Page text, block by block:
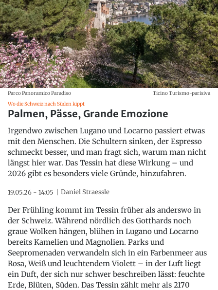
Parco Panoramico Paradiso
Ticino Turismo-parisiva
Wo die Schweiz nach Süden kippt
Palmen, Pässe, Grande Emozione
Irgendwo zwischen Lugano und Locarno passiert etwas
mit den Menschen. Die Schultern sinken, der Espresso
schmeckt besser, und man fragt sich, warum man nicht
längst hier war. Das Tessin hat diese Wirkung – und
2026 gibt es besonders viele Gründe, hinzufahren.
19.05.26 - 14:05 Daniel Straessle
Der Frühling kommt im Tessin früher als anderswo in
der Schweiz. Während nördlich des Gotthards noch
graue Wolken hängen, blühen in Lugano und Locarno
bereits Kamelien und Magnolien. Parks und
Seepromenaden verwandeln sich in ein Farbenmeer aus
Rosa, Weiß und leuchtendem Violett – in der Luft liegt
ein Duft, der sich nur schwer beschreiben lässt: feuchte
Erde, Blüten, Süden. Das Tessin zählt mehr als 2170